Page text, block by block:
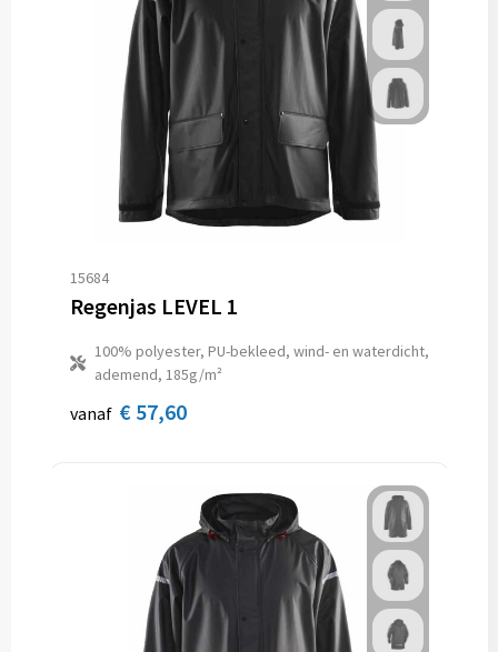
15684
Regenjas LEVEL 1
100% polyester, PU-bekleed, wind- en waterdicht,
ademend, 185g/m²
vanaf € 57,60